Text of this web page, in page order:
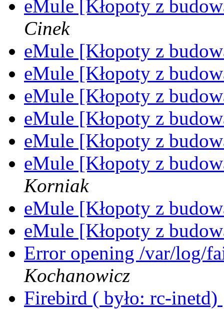
eMule [Kłopoty z
Cinek
eMule [Kłopoty z
eMule [Kłopoty z
eMule [Kłopoty z
eMule [Kłopoty z
eMule [Kłopoty z
eMule [Kłopoty z
Korniak
eMule [Kłopoty z
eMule [Kłopoty z
Error opening /var/log/
Kochanowicz
Firebird ( było: rc-inetd)